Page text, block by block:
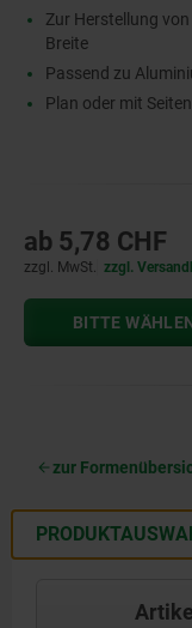
Zur Herstellung
Breite
Passend zu
Plan oder mit
ab 5,78 CHF
zzgl. MwSt. zzgl.
BITTE
zur